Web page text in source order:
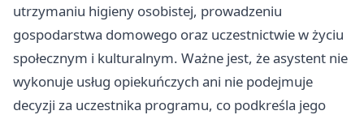
utrzymaniu higieny osobistej, prowadzeniu
gospodarstwa domowego oraz uczestnictwie w życiu
społecznym i kulturalnym. Ważne jest, że asystent nie
wykonuje usług opiekuńczych ani nie podejmuje
decyzji za uczestnika programu, co podkreśla jego